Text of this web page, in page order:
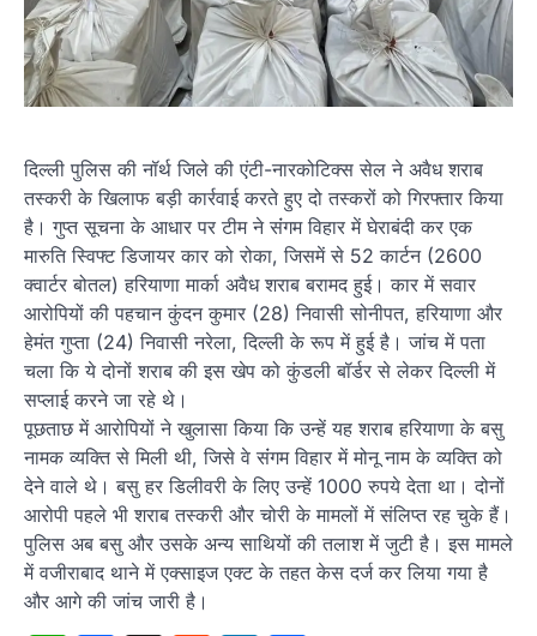
दिल्ली पुलिस की नॉर्थ जिले की एंटी-नारकोटिक्स सेल ने अवैध शराब
तस्करी के खिलाफ बड़ी कार्रवाई करते हुए दो तस्करों को गिरफ्तार किया
है। गुप्त सूचना के आधार पर टीम ने संंगम विहार में घेराबंदी कर एक
मारुति स्विफ्ट डिजायर कार को रोका, जिसमें से 52 कार्टन (2600
क्वार्टर बोतल) हरियाणा मार्का अवैध शराब बरामद हुई। कार में सवार
आरोपियों की पहचान कुंदन कुमार (28) निवासी सोनीपत, हरियाणा और
हेमंत गुप्ता (24) निवासी नरेला, दिल्ली के रूप में हुई है। जांच में पता
चला कि ये दोनों शराब की इस खेप को कुंडली बॉर्डर से लेकर दिल्ली में
सप्लाई करने जा रहे थे।
पूछताछ में आरोपियों ने खुलासा किया कि उन्हें यह शराब हरियाणा के बसु
नामक व्यक्ति से मिली थी, जिसे वे संंगम विहार में मोनू नाम के व्यक्ति को
देने वाले थे। बसु हर डिलीवरी के लिए उन्हें 1000 रुपये देता था। दोनों
आरोपी पहले भी शराब तस्करी और चोरी के मामलों में संलिप्त रह चुके हैं।
पुलिस अब बसु और उसके अन्य साथियों की तलाश में जुटी है। इस मामले
में वजीराबाद थाने में एक्साइज एक्ट के तहत केस दर्ज कर लिया गया है
और आगे की जांच जारी है।